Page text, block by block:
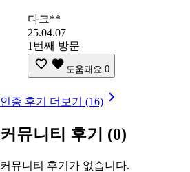
다크**
25.04.07
1번째 방문
도움돼요 0
인증 후기 더보기 (16)
커뮤니티 후기 (0)
커뮤니티 후기가 없습니다.